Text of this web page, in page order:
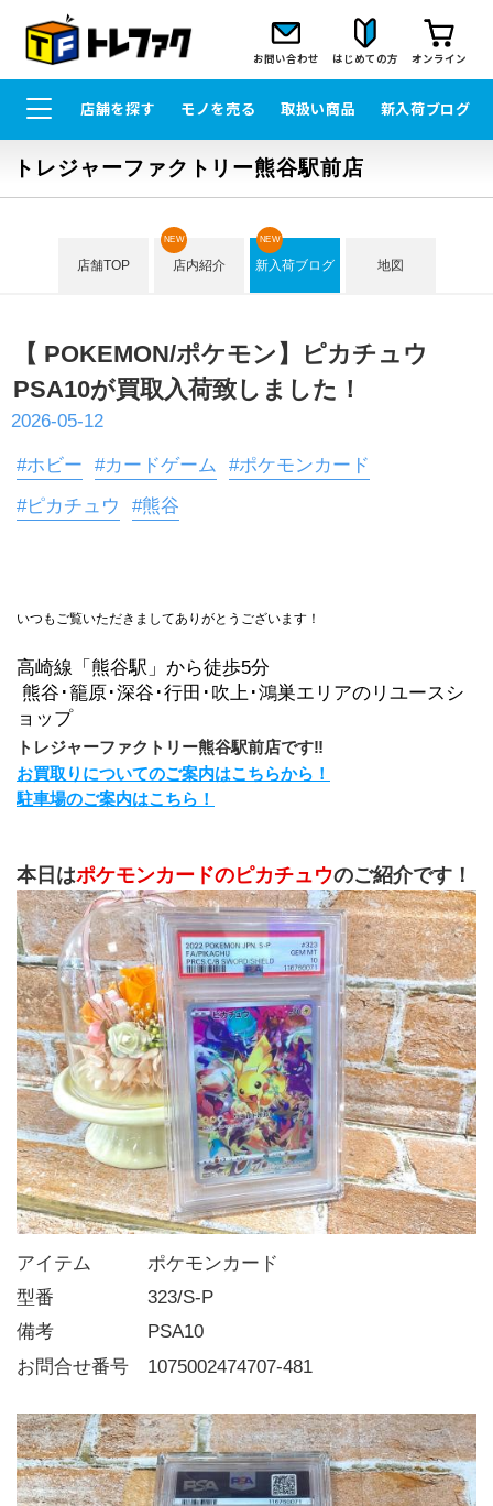
お問い合わせ はじめての方 オンライン
店舗を探す モノを売る 取扱い商品 新入荷ブログ
トレジャーファクトリー熊谷駅前店
店舗TOP 店内紹介
NEW
新入荷ブログ
NEW
地図
【 POKEMON/ポケモン】ピカチュウ
PSA10が買取入荷致しました！
2026-05-12
#ホビー #カードゲーム
#ポケモンカード
#ピカチュウ
#熊谷
いつもご覧いただきましてありがとうございます！
高崎線「熊谷駅」から徒歩5分
ョップ
トレジャーファクトリー熊谷駅前店です‼
お買取りについてのご案内はこちらから！
駐車場のご案内はこちら！
本日はポケモンカードのピカチュウのご紹介です！
アイテム   ポケモンカード
型番     323/S-P
備考     PSA10
お問合せ番号 1075002474707-481